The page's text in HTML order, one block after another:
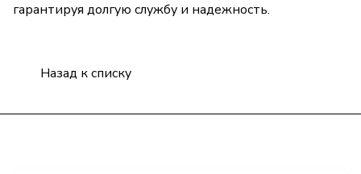
гарантируя долгую службу и надежность.
Назад к списку